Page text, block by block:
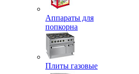
Аппараты для
попкорна
Плиты газовые